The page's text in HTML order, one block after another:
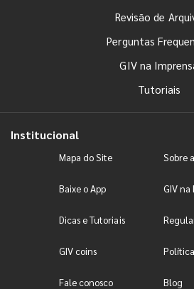
Revisão de
Perguntas
GIV na
Tutoriais
Institucional
Mapa do Site Sobre
Baixe o App GIV na
Dicas e Tutoriais
GIV coins
Fale conosco Blog